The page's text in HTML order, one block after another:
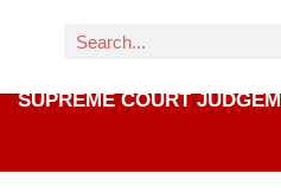
SUPREME COURT